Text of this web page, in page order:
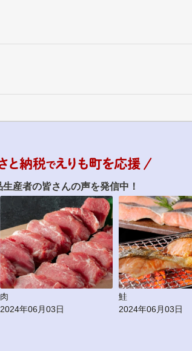
生産者の皆さんの声を発信中！
鮭
2024年06月03日
昆布
2024年06月03日